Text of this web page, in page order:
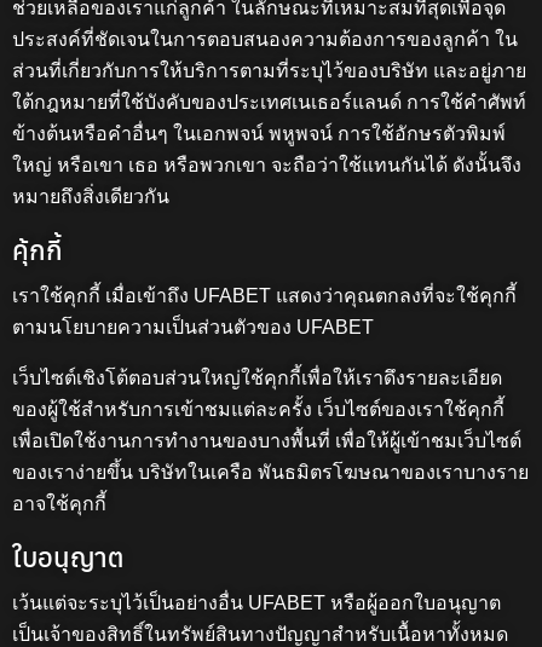
ช่วยเหลือของเราแก่ลูกค้า ในลักษณะที่เหมาะสมที่สุดเพื่อจุด
ประสงค์ที่ชัดเจนในการตอบสนองความต้องการของลูกค้า ใน
ส่วนที่เกี่ยวกับการให้บริการตามที่ระบุไว้ของบริษัท และอยู่ภาย
ใต้กฎหมายที่ใช้บังคับของประเทศเนเธอร์แลนด์ การใช้คำศัพท์
ข้างต้นหรือคำอื่นๆ ในเอกพจน์ พหูพจน์ การใช้อักษรตัวพิมพ์
ใหญ่ หรือเขา เธอ หรือพวกเขา จะถือว่าใช้แทนกันได้ ดังนั้นจึง
หมายถึงสิ่งเดียวกัน
คุ้กกี้
เราใช้คุกกี้ เมื่อเข้าถึง UFABET แสดงว่าคุณตกลงที่จะใช้คุกกี้
ตามนโยบายความเป็นส่วนตัวของ UFABET
เว็บไซต์เชิงโต้ตอบส่วนใหญ่ใช้คุกกี้เพื่อให้เราดึงรายละเอียด
ของผู้ใช้สำหรับการเข้าชมแต่ละครั้ง เว็บไซต์ของเราใช้คุกกี้
เพื่อเปิดใช้งานการทำงานของบางพื้นที่ เพื่อให้ผู้เข้าชมเว็บไซต์
ของเราง่ายขึ้น บริษัทในเครือ พันธมิตรโฆษณาของเราบางราย
อาจใช้คุกกี้
ใบอนุญาต
เว้นแต่จะระบุไว้เป็นอย่างอื่น UFABET หรือผู้ออกใบอนุญาต
เป็นเจ้าของสิทธิ์ในทรัพย์สินทางปัญญาสำหรับเนื้อหาทั้งหมด